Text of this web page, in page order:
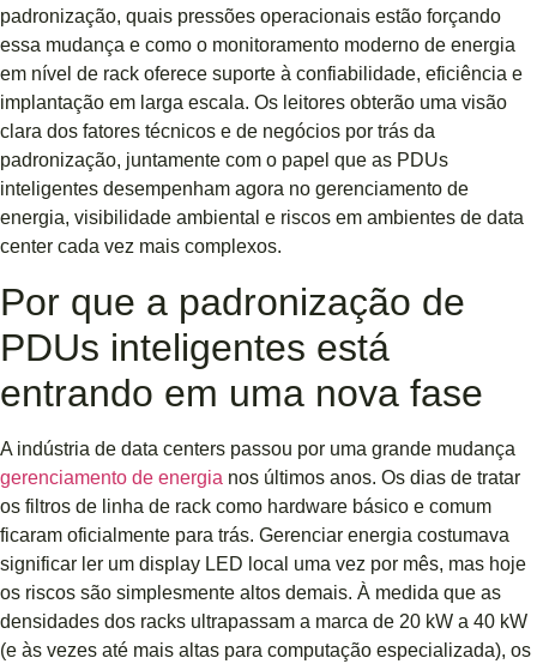
padronização, quais pressões operacionais estão forçando
essa mudança e como o monitoramento moderno de energia
em nível de rack oferece suporte à confiabilidade, eficiência e
implantação em larga escala. Os leitores obterão uma visão
clara dos fatores técnicos e de negócios por trás da
padronização, juntamente com o papel que as PDUs
inteligentes desempenham agora no gerenciamento de
energia, visibilidade ambiental e riscos em ambientes de data
center cada vez mais complexos.
Por que a padronização de
PDUs inteligentes está
entrando em uma nova fase
A indústria de data centers passou por uma grande mudança
gerenciamento de energia nos últimos anos. Os dias de tratar
os filtros de linha de rack como hardware básico e comum
ficaram oficialmente para trás. Gerenciar energia costumava
significar ler um display LED local uma vez por mês, mas hoje
os riscos são simplesmente altos demais. À medida que as
densidades dos racks ultrapassam a marca de 20 kW a 40 kW
(e às vezes até mais altas para computação especializada), os